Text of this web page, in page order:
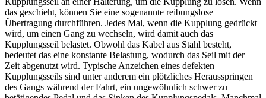
das geschieht, können Sie eine sogenannte reibungslose
Übertragung durchführen. Jedes Mal, wenn die Kupplung gedrückt
wird, um einen Gang zu wechseln, wird damit auch das
Kupplungsseil belastet. Obwohl das Kabel aus Stahl besteht,
bedeutet das eine konstante Belastung, wodurch das Seil mit der
Zeit abgenutzt wird. Typische Anzeichen eines defekten
Kupplungsseils sind unter anderem ein plötzliches Herausspringen
des Gangs während der Fahrt, ein ungewöhnlich schwer zu